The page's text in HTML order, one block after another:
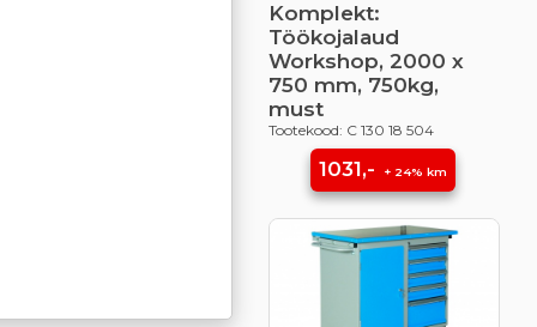
Komplekt:
Töökojalaud
Workshop, 2000 x
750 mm, 750kg,
must
Tootekood: C 130 18 504
1031,- + 24% km